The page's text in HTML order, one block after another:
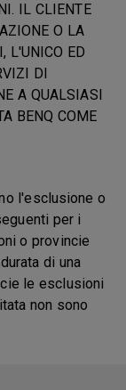
IL CLIENTE
O LA
L'UNICO ED
DI
A QUALSIASI
BENQ COME
l'esclusione o
per i
o provincie
di una
le esclusioni
non sono